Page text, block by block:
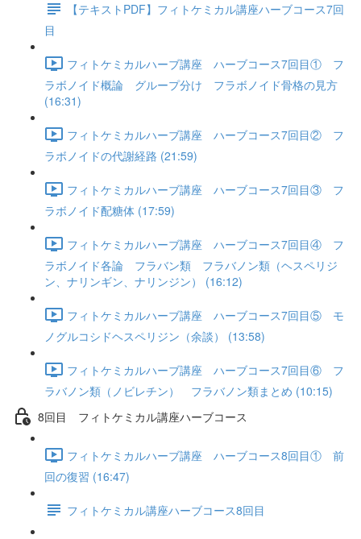
【テキストPDF】フィトケミカル講座ハーブコース7回
目
フィトケミカルハーブ講座 ハーブコース7回目① フ
ラボノイド概論 グループ分け フラボノイド骨格の見方
(16:31)
フィトケミカルハーブ講座 ハーブコース7回目② フ
ラボノイドの代謝経路 (21:59)
フィトケミカルハーブ講座 ハーブコース7回目③ フ
ラボノイド配糖体 (17:59)
フィトケミカルハーブ講座 ハーブコース7回目④ フ
ラボノイド各論 フラバン類 フラバノン類（ヘスペリジ
ン、ナリンギン、ナリンジン） (16:12)
フィトケミカルハーブ講座 ハーブコース7回目⑤ モ
ノグルコシドヘスペリジン（余談） (13:58)
フィトケミカルハーブ講座 ハーブコース7回目⑥ フ
ラバノン類（ノビレチン） フラバノン類まとめ (10:15)
8回目 フィトケミカル講座ハーブコース
フィトケミカルハーブ講座 ハーブコース8回目① 前
回の復習 (16:47)
フィトケミカル講座ハーブコース8回目